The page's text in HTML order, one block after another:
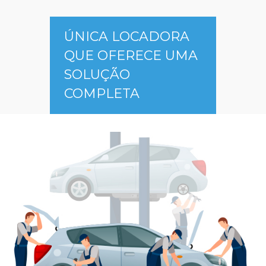
ÚNICA LOCADORA
QUE OFERECE UMA
SOLUÇÃO
COMPLETA